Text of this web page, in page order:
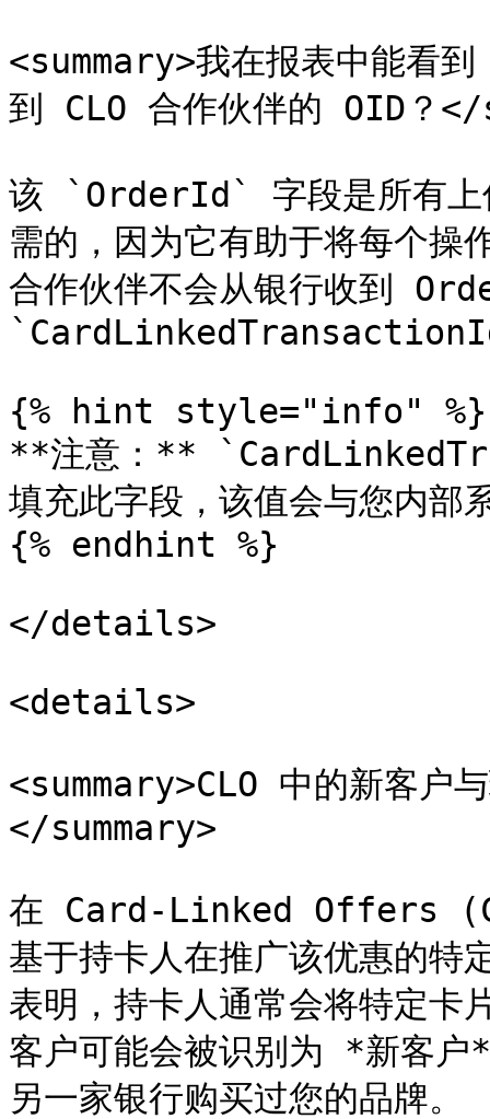
<summary>我在报表中能看
到 CLO 合作伙伴的 OID？</
该 `OrderId` 字段是所有上
需的，因为它有助于将每个操
合作伙伴不会从银行收到
{% hint style="info" %}
**注意：**
填充此字段，该值会与您内
{% endhint %}
</details>
<details>
<summary>CLO 中的新客户
</summary>
在 Card-Linked Offers
基于持卡人在推广该优惠的特
表明，持卡人通常会将特定卡
客户可能会被识别为 *新客户
另一家银行购买过您的品牌。